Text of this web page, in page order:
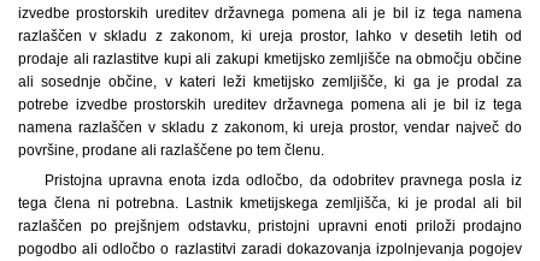
izvedbe prostorskih ureditev državnega pomena ali je bil iz tega namena
razlaščen v skladu z zakonom, ki ureja prostor, lahko v desetih letih od
prodaje ali razlastitve kupi ali zakupi kmetijsko zemljišče na območju občine
ali sosednje občine, v kateri leži kmetijsko zemljišče, ki ga je prodal za
potrebe izvedbe prostorskih ureditev državnega pomena ali je bil iz tega
namena razlaščen v skladu z zakonom, ki ureja prostor, vendar največ do
površine, prodane ali razlaščene po tem členu.
Pristojna upravna enota izda odločbo, da odobritev pravnega posla iz
tega člena ni potrebna. Lastnik kmetijskega zemljišča, ki je prodal ali bil
razlaščen po prejšnjem odstavku, pristojni upravni enoti priloži prodajno
pogodbo ali odločbo o razlastitvi zaradi dokazovanja izpolnjevanja pogojev